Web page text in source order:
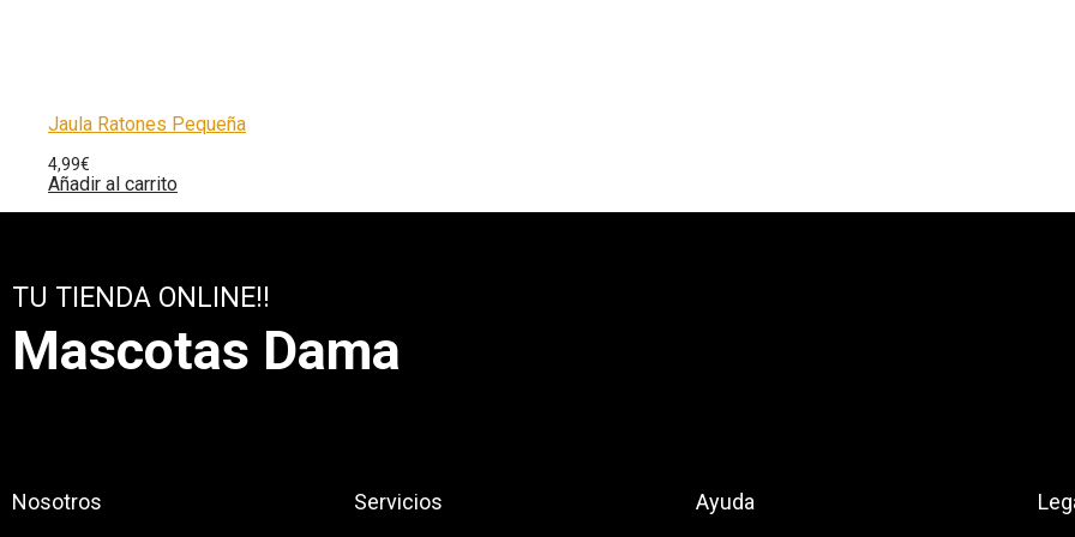
Jaula Ratones Pequeña
4,99€
Añadir al carrito
TU TIENDA ONLINE!!
Mascotas Dama
Nosotros Servicios Ayuda